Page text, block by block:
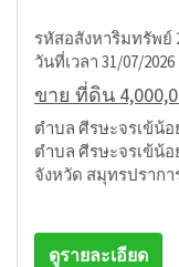
รหัสอสังหาริมทรัพย์
วันที่เวลา 31/07/2026
ขาย ที่ดิน
ตำบล ศีรษะจรเข้น้อ
ตำบล ศีรษะจรเข้น้อ
จังหวัด สมุทรปรากา
ดูรายละเอียด